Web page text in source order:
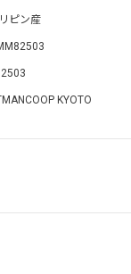
ピン産
KYOTO